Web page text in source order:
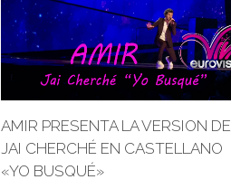
AMIR PRESENTA LA VERSION DE
JAI CHERCHÉ EN CASTELLANO
«YO BUSQUÉ»